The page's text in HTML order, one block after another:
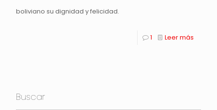
boliviano su dignidad y felicidad.
1 Leer más
Buscar